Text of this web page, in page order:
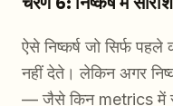
ऐसे निष्कर्ष जो सिर्फ पहले
नहीं देते। लेकिन अगर
— जैसे किन metrics में